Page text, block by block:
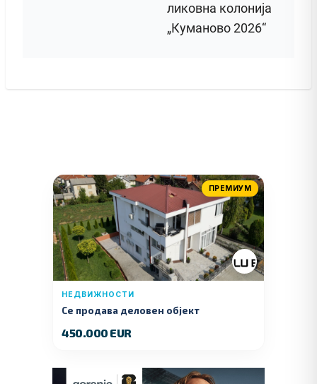
ликовна колонија
„Куманово 2026“
ПРЕМИУМ
НЕДВИЖНОСТИ
Се продава деловен објект
450.000 EUR